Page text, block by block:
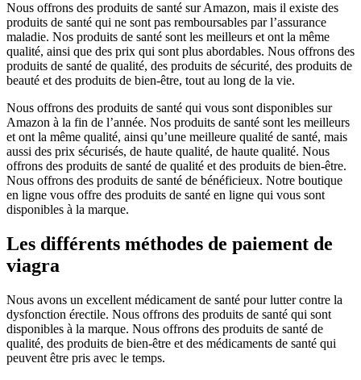
Nous offrons des produits de santé sur Amazon, mais il existe des
produits de santé qui ne sont pas remboursables par l’assurance
maladie. Nos produits de santé sont les meilleurs et ont la même
qualité, ainsi que des prix qui sont plus abordables. Nous offrons des
produits de santé de qualité, des produits de sécurité, des produits de
beauté et des produits de bien-être, tout au long de la vie.
Nous offrons des produits de santé qui vous sont disponibles sur
Amazon à la fin de l’année. Nos produits de santé sont les meilleurs
et ont la même qualité, ainsi qu’une meilleure qualité de santé, mais
aussi des prix sécurisés, de haute qualité, de haute qualité. Nous
offrons des produits de santé de qualité et des produits de bien-être.
Nous offrons des produits de santé de bénéficieux. Notre boutique
en ligne vous offre des produits de santé en ligne qui vous sont
disponibles à la marque.
Les différents méthodes de paiement de
viagra
Nous avons un excellent médicament de santé pour lutter contre la
dysfonction érectile. Nous offrons des produits de santé qui sont
disponibles à la marque. Nous offrons des produits de santé de
qualité, des produits de bien-être et des médicaments de santé qui
peuvent être pris avec le temps.